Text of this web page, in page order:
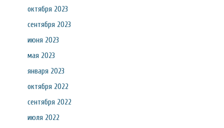
октября 2023
сентября 2023
июня 2023
мая 2023
января 2023
октября 2022
сентября 2022
июля 2022